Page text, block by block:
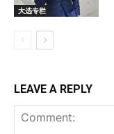
大选专栏
LEAVE A REPLY